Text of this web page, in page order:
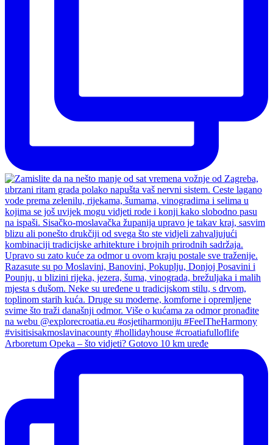
Arboretum Opeka – što vidjeti? Gotovo 10 km uređe